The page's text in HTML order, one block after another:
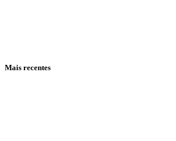
Mais recentes